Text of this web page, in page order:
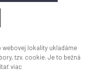
lokality ukladáme
tzv. cookie. Je to bežná
viac